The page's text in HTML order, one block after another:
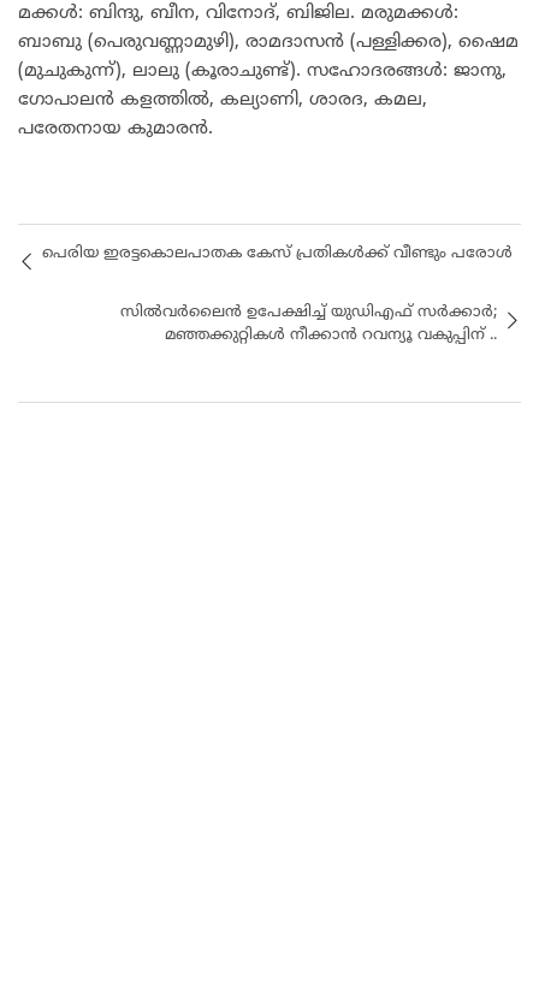
മക്കൾ: ബിന്ദു, ബീന, വിനോദ്, ബിജില. മരുമക്കൾ:
ബാബു (പെരുവണ്ണാമുഴി), രാമദാസൻ (പള്ളിക്കര), ഷൈമ
(മുചുകുന്ന്), ലാലു (കൂരാചുണ്ട്). സഹോദരങ്ങൾ: ജാനു,
ഗോപാലൻ കളത്തിൽ, കല്യാണി, ശാരദ, കമല,
പരേതനായ കുമാരൻ.
പെരിയ ഇരട്ടകൊലപാതക കേസ് പ്രതികൾക്ക്‌ വീണ്ടും പരോൾ
സിൽവർലൈൻ ഉപേക്ഷിച്ച് യുഡിഎഫ് സർക്കാർ;
മഞ്ഞക്കുറ്റികൾ നീക്കാൻ റവന്യൂ വകുപ്പിന് ..